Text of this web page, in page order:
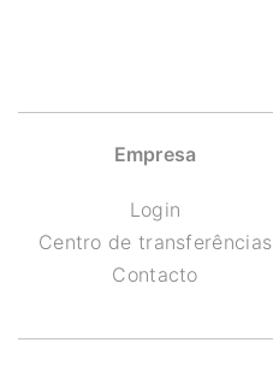
Empresa
Login
Centro de transferências
Contacto